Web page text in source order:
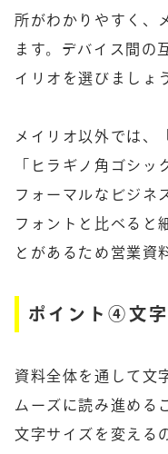
所がわかりやすく、
ます。デバイス間の
イリオを選びましょ
メイリオ以外では、
「ヒラギノ角ゴシッ
フォーマルなビジネ
フォントと比べると
とがあるため営業資
ポイント④文
資料全体を通して文
ムーズに読み進める
文字サイズを変える